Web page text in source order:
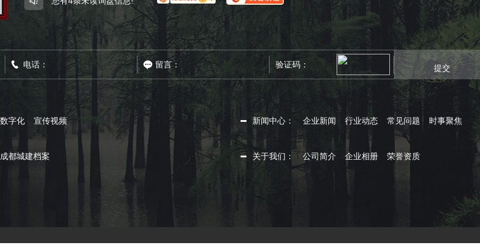
提交
字化 宣传视频 新闻中心： 企业新闻 行业动态 常见问题 时事聚焦
成都城建档案 关于我们： 公司简介 企业相册 荣誉资质